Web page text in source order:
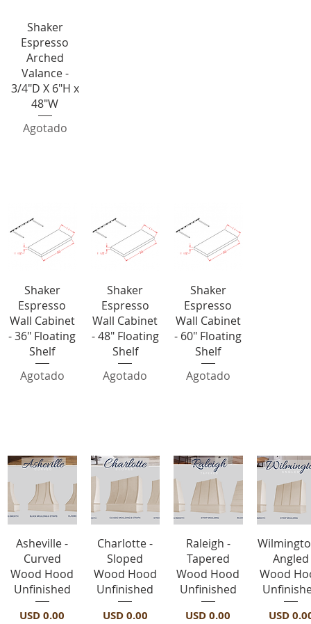
Vista rápida
Shaker
Espresso
Arched
Valance -
3/4"D X 6"H x
48"W
Agotado
Vista rápida
Shaker
Espresso
Wall Cabinet
- 36" Floating
Shelf
Agotado
Vista rápida
Shaker
Espresso
Wall Cabinet
- 48" Floating
Shelf
Agotado
Vista rápida
Shaker
Espresso
Wall Cabinet
- 60" Floating
Shelf
Agotado
Vista rápida
Asheville -
Curved
Wood Hood
Unfinished
Precio
USD 0.00
Vista rápida
Charlotte -
Sloped
Wood Hood
Unfinished
Precio
USD 0.00
Vista rápida
Raleigh -
Tapered
Wood Hood
Unfinished
Precio
USD 0.00
Vista
Angled
Wood
Precio
USD